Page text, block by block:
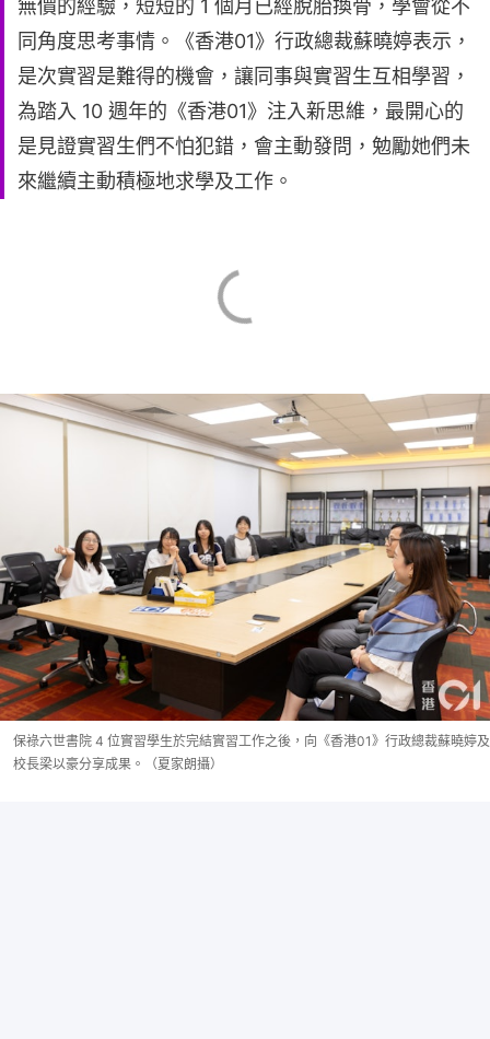
無價的經驗，短短的 1 個月已經脫胎換骨，學會從不
同角度思考事情。《香港01》行政總裁蘇曉婷表示，
是次實習是難得的機會，讓同事與實習生互相學習，
為踏入 10 週年的《香港01》注入新思維，最開心的
是見證實習生們不怕犯錯，會主動發問，勉勵她們未
來繼續主動積極地求學及工作。
保祿六世書院 4 位實習學生於完結實習工作之後，向《香港01》行政總裁蘇曉婷及
校長梁以豪分享成果。（夏家朗攝）